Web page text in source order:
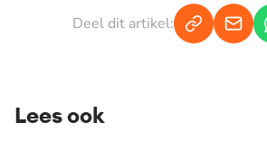
Deel dit artikel:
Lees ook